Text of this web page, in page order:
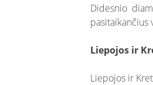
Didesnio
pasitaikančius
Liepojos ir
Liepojos ir